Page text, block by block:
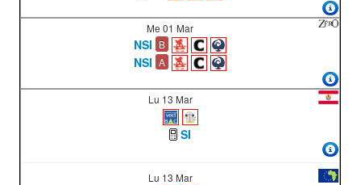
Me 01 Mar
NSI B
NSI A
Lu 13 Mar
SI
Lu 13 Mar